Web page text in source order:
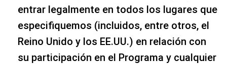
entrar legalmente en todos los lugares que
especifiquemos (incluidos, entre otros, el
Reino Unido y los EE.UU.) en relación con
su participación en el Programa y cualquier